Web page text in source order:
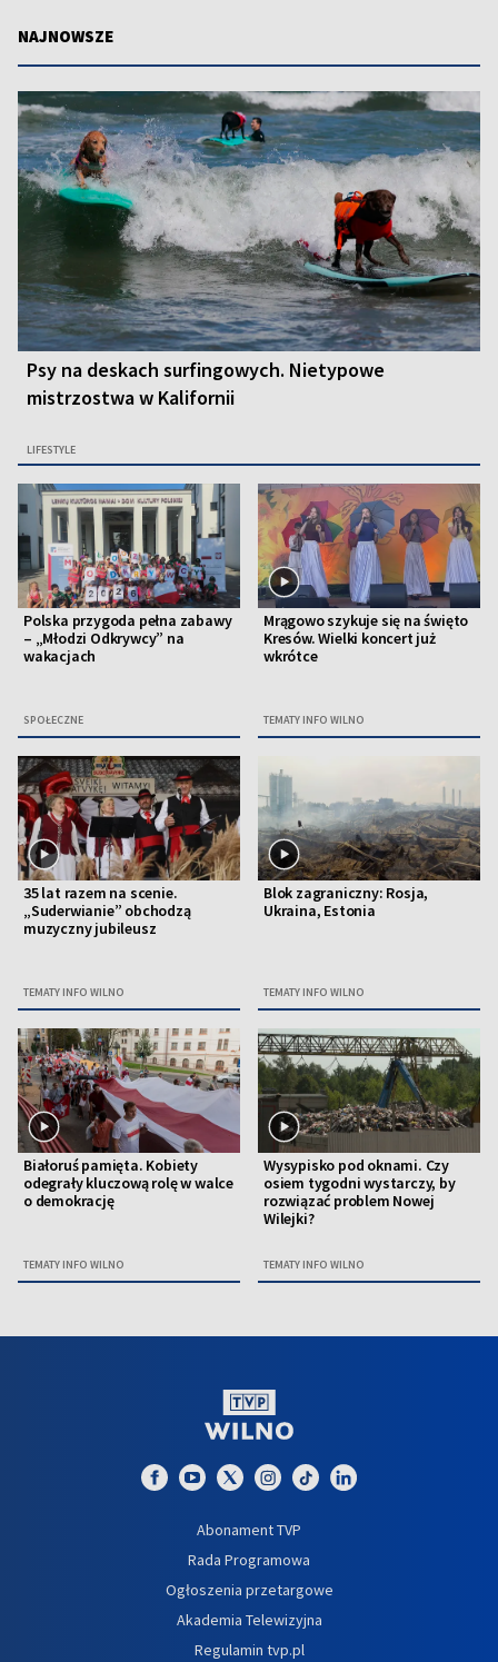
NAJNOWSZE
Psy na deskach surfingowych. Nietypowe
mistrzostwa w Kalifornii
LIFESTYLE
Polska przygoda pełna zabawy
– „Młodzi Odkrywcy” na
wakacjach
SPOŁECZNE
Mrągowo szykuje się na święto
Kresów. Wielki koncert już
wkrótce
TEMATY INFO WILNO
35 lat razem na scenie.
„Suderwianie” obchodzą
muzyczny jubileusz
TEMATY INFO WILNO
Blok zagraniczny: Rosja,
Ukraina, Estonia
TEMATY INFO WILNO
Białoruś pamięta. Kobiety
odegrały kluczową rolę w walce
o demokrację
TEMATY INFO WILNO
Wysypisko pod oknami. Czy
osiem tygodni wystarczy, by
rozwiązać problem Nowej
Wilejki?
TEMATY INFO WILNO
Abonament TVP
Rada Programowa
Ogłoszenia przetargowe
Akademia Telewizyjna
Regulamin tvp.pl